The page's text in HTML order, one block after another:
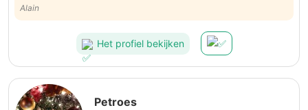
Alain
Het profiel bekijken
Petroes